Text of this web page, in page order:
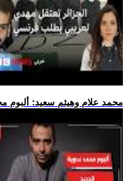
.. محمد علام وهيثم سعيد: ألبوم